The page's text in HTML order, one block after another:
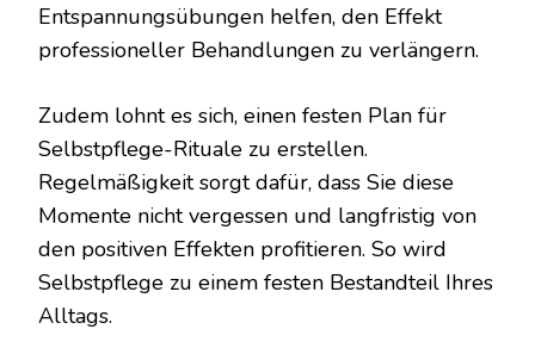
Entspannungsübungen helfen, den Effekt
professioneller Behandlungen zu verlängern.
Zudem lohnt es sich, einen festen Plan für
Selbstpflege-Rituale zu erstellen.
Regelmäßigkeit sorgt dafür, dass Sie diese
Momente nicht vergessen und langfristig von
den positiven Effekten profitieren. So wird
Selbstpflege zu einem festen Bestandteil Ihres
Alltags.